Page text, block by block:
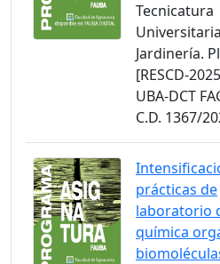
Tecnicatura
Jardinería.
[RESCD-
UBA-DCT
C.D. 1367/
prácticas de
laboratorio
química